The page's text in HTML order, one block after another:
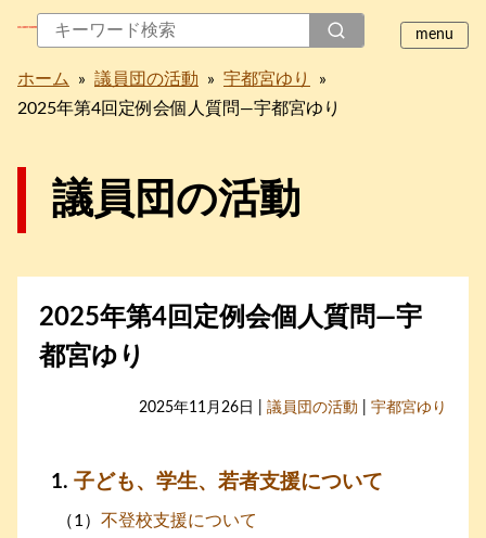
ホーム » 議員団の活動 » 宇都宮ゆり
»
2025年第4回定例会個人質問―宇都宮ゆり
議員団の活動
2025年第4回定例会個人質問―宇
都宮ゆり
2025年11月26日 | 議員団の活動 宇都宮ゆり
子ども、学生、若者支援について
不登校支援について